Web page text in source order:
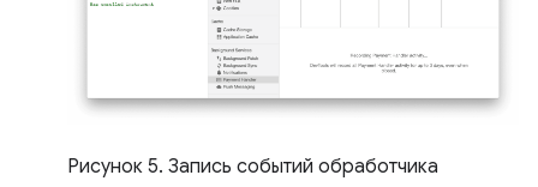
Рисунок 5. Запись событий обработчика